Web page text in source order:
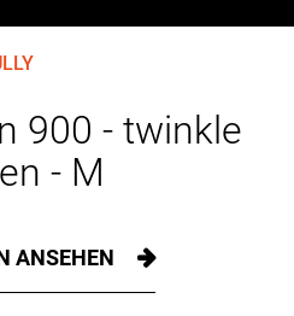
900 - twinkle
- M
ANSEHEN